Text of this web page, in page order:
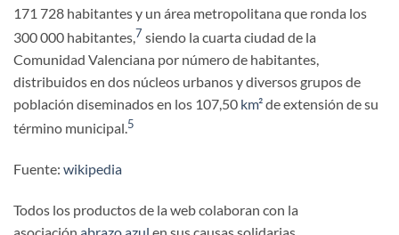
171 728 habitantes y un área metropolitana que ronda los
300 000 habitantes,7 ​ siendo la cuarta ciudad de la
Comunidad Valenciana por número de habitantes,
distribuidos en dos núcleos urbanos y diversos grupos de
población diseminados en los 107,50 km²de extensión de su
término municipal.5
Fuente: wikipedia
Todos los productos de la web colaboran con la